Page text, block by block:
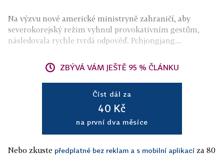
Na výzvu nové americké ministryně zahraničí, aby
severokorejský režim vyhnul provokativním gestům,
následovala rychle tvrdá odpověď. Pchjongjang...
ZBÝVÁ VÁM JEŠTĚ 95 % ČLÁNKU
Číst dál za
40 Kč
na první dva měsíce
Nebo zkuste předplatné bez reklam a s mobilní aplikací za 80